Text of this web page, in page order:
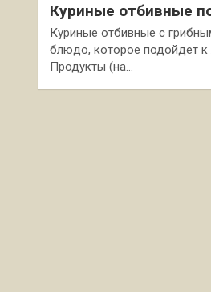
Куриные отбивные
Куриные отбивные с
блюдо, которое подойдет к
Продукты (на…